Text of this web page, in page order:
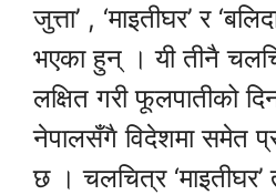
जुत्ता’ , ‘माइतीघर’ र
भएका हुन् । यी तीनै
लक्षित गरी फूलपातीको
नेपालसँगै विदेशमा समेत
छ । चलचित्र ‘माइतीघर’